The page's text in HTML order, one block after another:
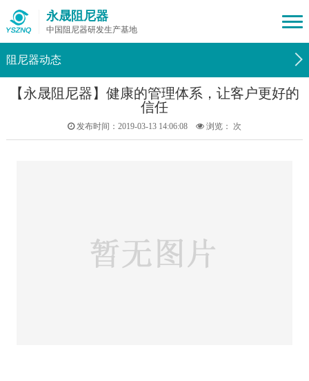
永晟阻尼器
中国阻尼器研发生产基地
阻尼器动态
【永晟阻尼器】健康的管理体系，让客户更好的
信任
发布时间：2019-03-13 14:06:08 浏览： 次